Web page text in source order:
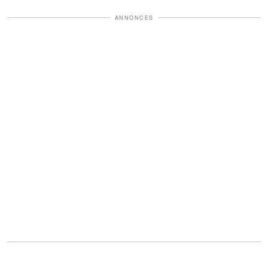
ANNONCES